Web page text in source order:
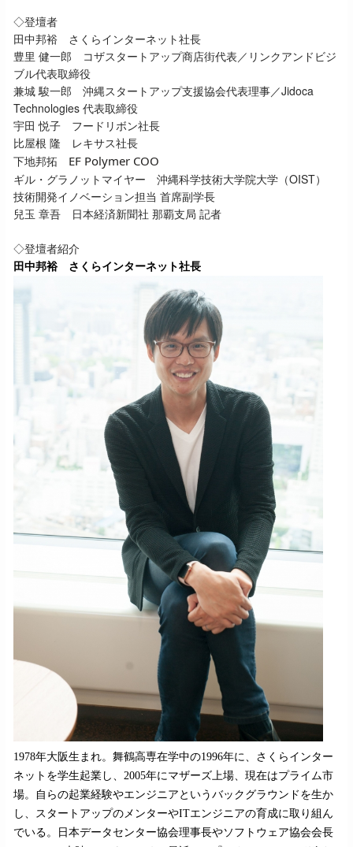
◇登壇者
田中邦裕 さくらインターネット社長
豊里 健一郎 コザスタートアップ商店街代表／リンクアンドビジ
ブル代表取締役
兼城 駿一郎 沖縄スタートアップ支援協会代表理事／Jidoca
Technologies 代表取締役
宇田 悦子 フードリボン社長
比屋根 隆 レキサス社長
下地邦拓
EF Polymer COO
ギル・グラノットマイヤー 沖縄科学技術大学院大学（OIST）
技術開発イノベーション担当 首席副学長
兒玉 章吾 日本経済新聞社 那覇支局 記者
◇登壇者紹介
田中邦裕 さくらインターネット社長
1978年大阪生まれ。舞鶴高専在学中の1996年に、さくらインター
ネットを学生起業し、2005年にマザーズ上場、現在はプライム市
場。自らの起業経験やエンジニアというバックグラウンドを生か
し、スタートアップのメンターやITエンジニアの育成に取り組ん
でいる。日本データセンター協会理事長やソフトウェア協会会長